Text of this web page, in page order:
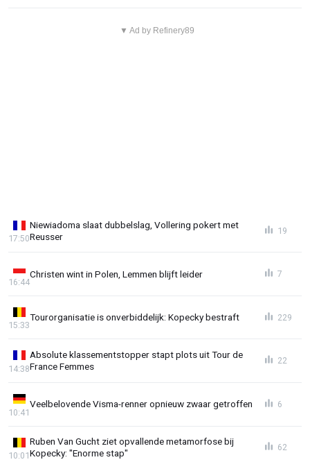
▼ Ad by Refinery89
Niewiadoma slaat dubbelslag, Vollering pokert met
Reusser
17:50
19
Christen wint in Polen, Lemmen blijft leider
16:44
7
Tourorganisatie is onverbiddelijk: Kopecky bestraft
15:33
229
Absolute klassementstopper stapt plots uit Tour de
France Femmes
14:38
22
Veelbelovende Visma-renner opnieuw zwaar getroffen
10:41
6
Ruben Van Gucht ziet opvallende metamorfose bij
Kopecky: "Enorme stap"
10:01
62